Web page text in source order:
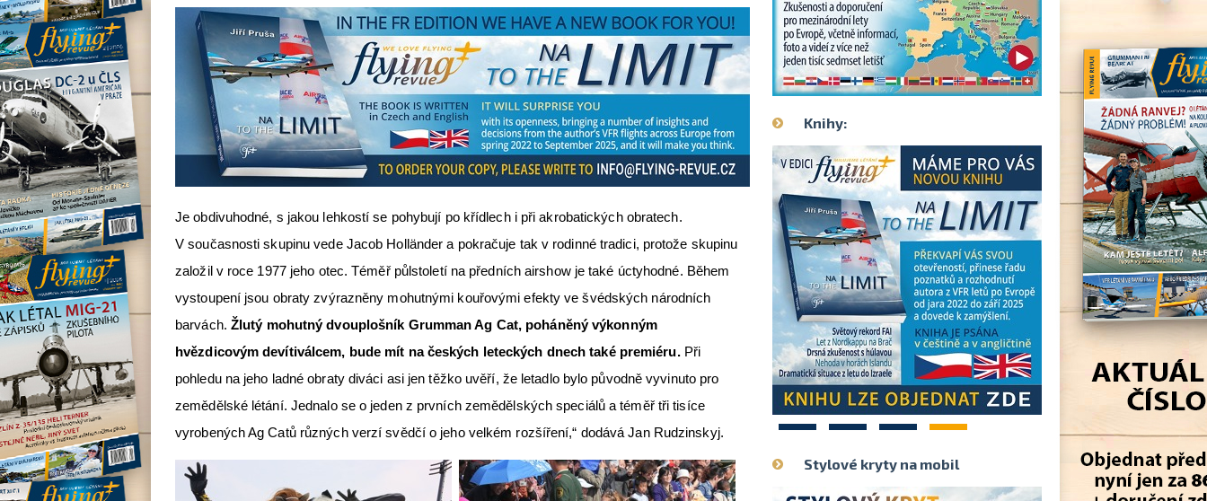
Je obdivuhodné, s jakou lehkostí se pohybují po křídlech i při akrobatických obratech.
V současnosti skupinu vede Jacob Holländer a pokračuje tak v rodinné tradici, protože skupinu
založil v roce 1977 jeho otec. Téměř půlstoletí na předních airshow je také úctyhodné. Během
vystoupení jsou obraty zvýrazněny mohutnými kouřovými efekty ve švédských národních
barvách. Žlutý mohutný dvouplošník Grumman Ag Cat, poháněný výkonným
hvězdicovým devítiválcem, bude mít na českých leteckých dnech také premiéru.Při
pohledu na jeho ladné obraty diváci asi jen těžko uvěří, že letadlo bylo původně vyvinuto pro
zemědělské létání. Jednalo se o jeden z prvních zemědělských speciálů a téměř tři tisíce
vyrobených Ag Catů různých verzí svědčí o jeho velkém rozšíření,“ dodává Jan Rudzinskyj.
Knihy:
1 2 3 4
Stylové kryty na mobil